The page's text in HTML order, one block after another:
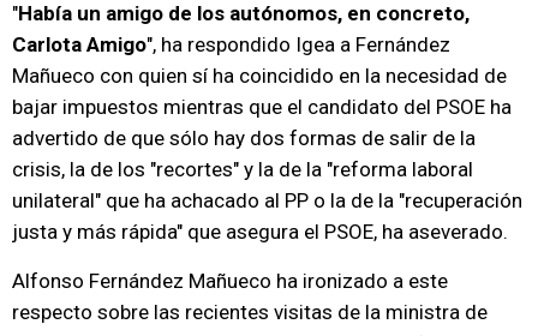
"Había un amigo de los autónomos, en concreto,
Carlota Amigo", ha respondido Igea a Fernández
Mañueco con quien sí ha coincidido en la necesidad de
bajar impuestos mientras que el candidato del PSOE ha
advertido de que sólo hay dos formas de salir de la
crisis, la de los "recortes" y la de la "reforma laboral
unilateral" que ha achacado al PP o la de la "recuperación
justa y más rápida" que asegura el PSOE, ha aseverado.
Alfonso Fernández Mañueco ha ironizado a este
respecto sobre las recientes visitas de la ministra de